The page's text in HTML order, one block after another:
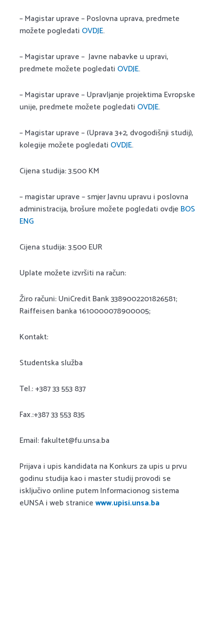
– Magistar uprave – Poslovna uprava, predmete
možete pogledati OVDJE.
– Magistar uprave – Javne nabavke u upravi,
predmete možete pogledati OVDJE.
– Magistar uprave – Upravljanje projektima Evropske
unije, predmete možete pogledati OVDJE.
– Magistar uprave – (Uprava 3+2, dvogodišnji studij),
kolegije možete pogledati OVDJE.
Cijena studija: 3.500 KM
– magistar uprave – smjer Javnu upravu i poslovna
administracija, brošure možete pogledati ovdje BOS
ENG
Cijena studija: 3.500 EUR
Uplate možete izvršiti na račun:
Žiro računi: UniCredit Bank 3389002201826581;
Raiffeisen banka 1610000078900005;
Kontakt:
Studentska služba
Tel.: +387 33 553 837
Fax.:+387 33 553 835
Email: fakultet@fu.unsa.ba
Prijava i upis kandidata na Konkurs za upis u prvu
godinu studija kao i master studij provodi se
isključivo online putem Informacionog sistema
eUNSA i web stranicewww.upisi.unsa.ba